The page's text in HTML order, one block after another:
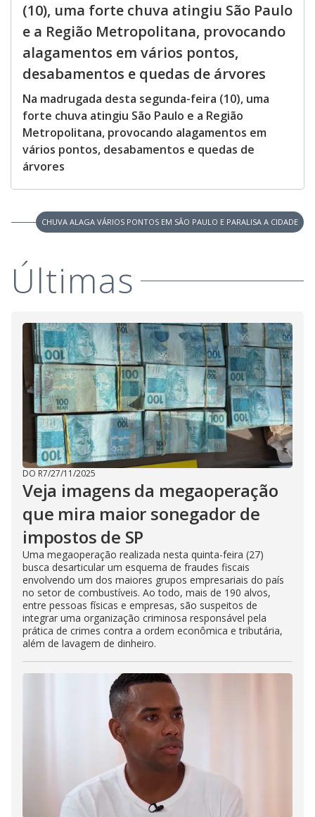
(10), uma forte chuva atingiu São Paulo
e a Região Metropolitana, provocando
alagamentos em vários pontos,
desabamentos e quedas de árvores
Na madrugada desta segunda-feira (10), uma
forte chuva atingiu São Paulo e a Região
Metropolitana, provocando alagamentos em
vários pontos, desabamentos e quedas de
árvores
CHUVA ALAGA VÁRIOS PONTOS EM SÃO PAULO E PARALISA A CIDADE
Últimas
DO R7/27/11/2025
Veja imagens da megaoperação
que mira maior sonegador de
impostos de SP
Uma megaoperação realizada nesta quinta-feira (27)
busca desarticular um esquema de fraudes fiscais
envolvendo um dos maiores grupos empresariais do país
no setor de combustíveis. Ao todo, mais de 190 alvos,
entre pessoas físicas e empresas, são suspeitos de
integrar uma organização criminosa responsável pela
prática de crimes contra a ordem econômica e tributária,
além de lavagem de dinheiro.